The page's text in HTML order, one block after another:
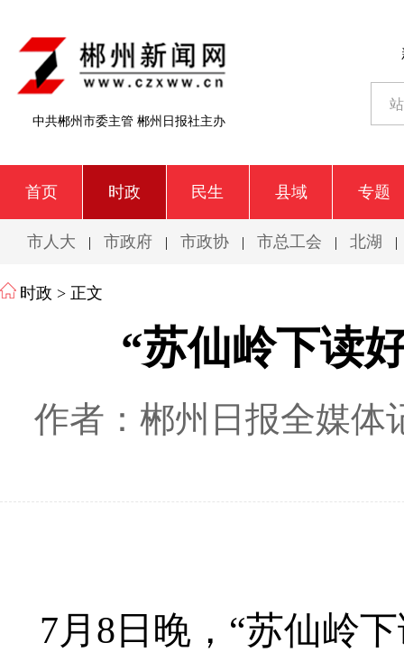
中共郴州市委主管 郴州日报社主办
首页 时政 民生 县域 专题
市人大 | 市政府 | 市政协 | 市总工会 | 北湖 |
时政 > 正文
“苏仙岭下读
作者：郴州日报全媒体
7月8日晚，“苏仙岭